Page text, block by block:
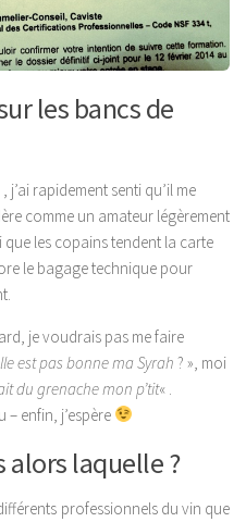
les bancs de
j’ai rapidement senti qu’il me
comme un amateur légèrement
que les copains tendent la carte
le bagage technique pour
je voudrais pas me faire
est pas bonne ma Syrah ? », moi
du grenache mon p’tit« .
– enfin, j’espère
alors laquelle ?
professionnels du vin que